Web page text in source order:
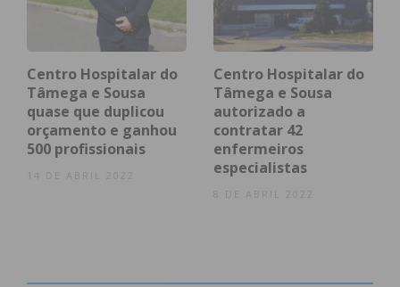
enfermeiros com situação para resolver no fim
deste mês. O processo está a ser acompanhado por
forma a encontrarem-se soluções que resolvam as
necessidades assistenciais do Centro Hospitalar”,
concluiu.
Subscreva a newsletter do
Centro Hospitalar do
Tâmega e Sousa
quase que duplicou
orçamento e ganhou
500 profissionais
14 DE ABRIL 2022
Centro Hospitalar do
Tâmega e Sousa
autorizado a
contratar 42
enfermeiros
especialistas
8 DE ABRIL 2022